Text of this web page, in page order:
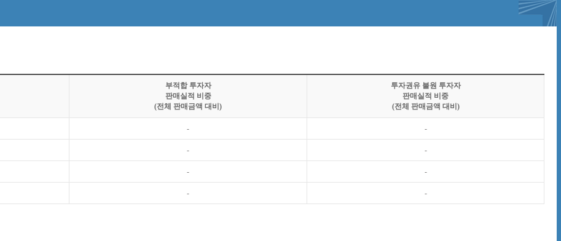
부적합 투자자
판매실적 비중
(전체 판매금액 대비)
투자권유 불원 투자자
판매실적 비중
(전체 판매금액 대비)
- -
- -
- -
- -